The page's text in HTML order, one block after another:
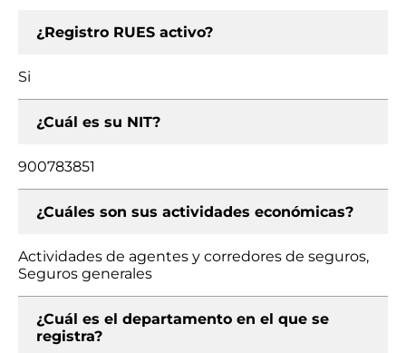
¿Registro RUES activo?
Si
¿Cuál es su NIT?
900783851
¿Cuáles son sus actividades económicas?
Actividades de agentes y corredores de seguros,
Seguros generales
¿Cuál es el departamento en el que se
registra?